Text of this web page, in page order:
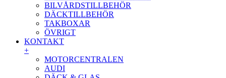
BILVÅRDSTILLBEHÖR
DÄCKTILLBEHÖR
TAKBOXAR
ÖVRIGT
KONTAKT
+
MOTORCENTRALEN
AUDI